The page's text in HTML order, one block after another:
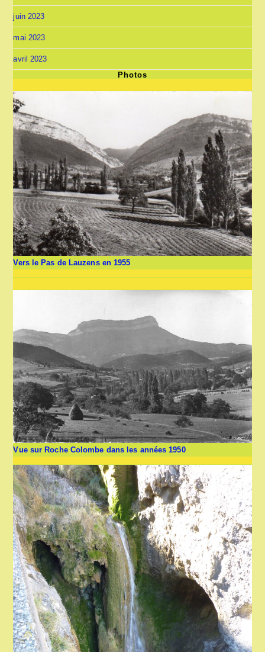
juin 2023
mai 2023
avril 2023
Photos
Vers le Pas de Lauzens en 1955
Vue sur Roche Colombe dans les années 1950